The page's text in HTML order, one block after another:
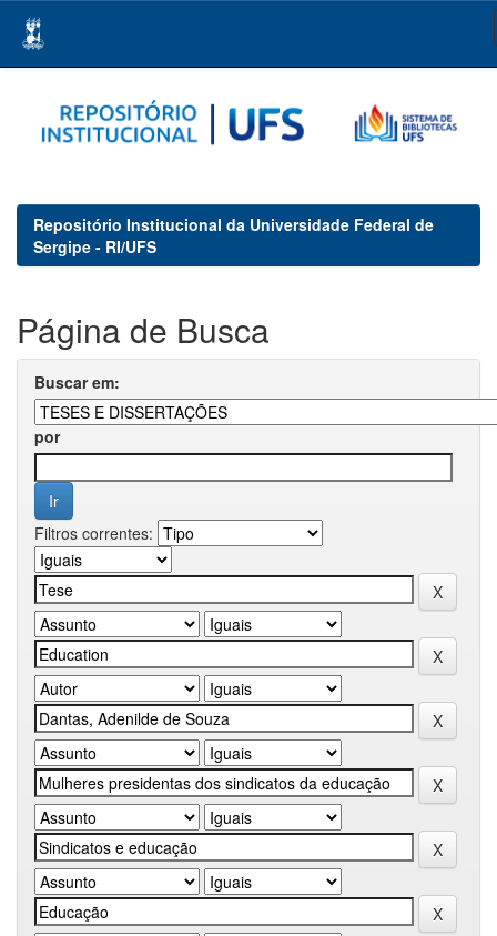
navigation
Repositório Institucional da Universidade Federal de
Sergipe - RI/UFS
Página de Busca
Buscar em:
por
Filtros correntes: